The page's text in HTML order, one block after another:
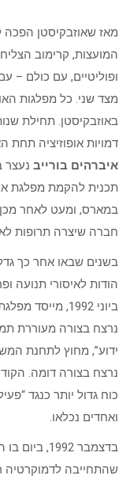
המועצות, קרימוב
ופוליטיים, עם כולם –
מצד שני. כל מפלגות
דמויות אופוזיציה תחת
איברהים בורייב נעצר
תכנית להקמת מפלגת
במארס, ומעט לאחר מכן
חברה שיצרה תרופות לא
בשנים שבאו אחר כך
הודות לאיסורי תנועה
ביוני 1992, מייסד מפלגת ‘בירליק’,
נרצח בצורה מעוררת
ידוע”, מחוץ לתחנת
נרצח בצורה דומה.
כוח גדול יותר כנגד
ואחדים נכלאו.
בדצמבר
שהתחייבה לדמוקרטיה